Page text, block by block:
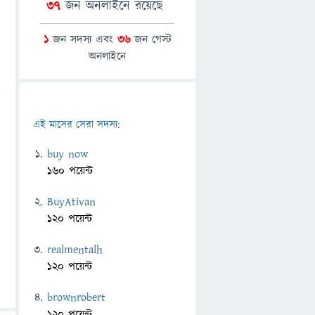
37জন অনলাইনে রয়েছে
1জন সদস্য এবং 36জন গেস্ট
অনলাইনে
এই মাসের সেরা সদস্য:
buy now
160 পয়েন্ট
BuyAtivan
120 পয়েন্ট
realmentalh
120 পয়েন্ট
brownrobert